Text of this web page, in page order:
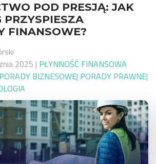
POD PRESJĄ: JAK
PRZYSPIESZA
FINANSOWE?
2025 | PŁYNNOŚĆ FINANSOWA
PORADY BIZNESOWE| PORADY PRAWNE|